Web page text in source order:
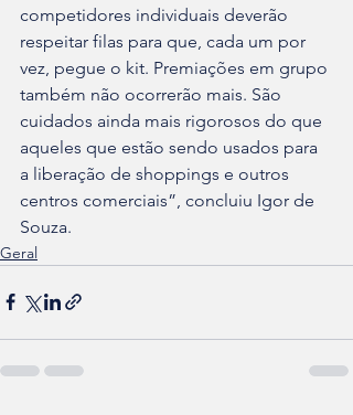
competidores individuais deverão
respeitar filas para que, cada um por
vez, pegue o kit. Premiações em grupo
também não ocorrerão mais. São
cuidados ainda mais rigorosos do que
aqueles que estão sendo usados para
a liberação de shoppings e outros
centros comerciais”, concluiu Igor de
Souza.
Geral